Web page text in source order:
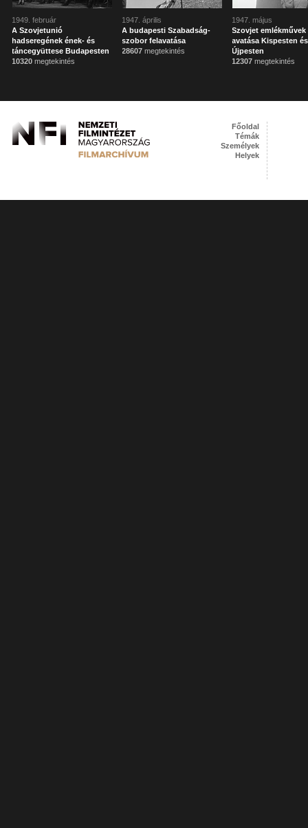
1949. február
A Szovjetunió
hadseregének ének- és
táncegyüttese Budapesten
10320 megtekintés
1947. április
A budapesti Szabadság-
szobor felavatása
28607 megtekintés
1947. május
Szovjet emlékművek
avatása Kispesten és
Újpesten
12307 megtekintés
Főoldal
Témák
Személyek
Helyek